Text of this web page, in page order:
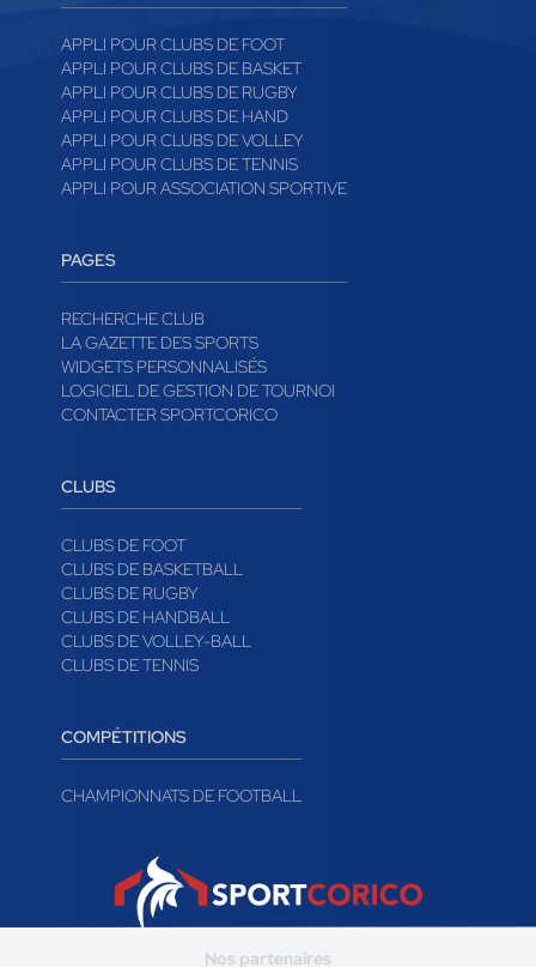
APPLI POUR CLUBS DE FOOT
APPLI POUR CLUBS DE BASKET
APPLI POUR CLUBS DE RUGBY
APPLI POUR CLUBS DE HAND
APPLI POUR CLUBS DE VOLLEY
APPLI POUR CLUBS DE TENNIS
APPLI POUR ASSOCIATION SPORTIVE
PAGES
RECHERCHE CLUB
LA GAZETTE DES SPORTS
WIDGETS PERSONNALISÉS
LOGICIEL DE GESTION DE TOURNOI
CONTACTER SPORTCORICO
CLUBS
CLUBS DE FOOT
CLUBS DE BASKETBALL
CLUBS DE RUGBY
CLUBS DE HANDBALL
CLUBS DE VOLLEY-BALL
CLUBS DE TENNIS
COMPÉTITIONS
CHAMPIONNATS DE FOOTBALL
Nos partenaires